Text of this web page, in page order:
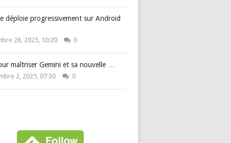
déploie progressivement sur Android
28, 2025, 10:20 0
maîtriser Gemini et sa nouvelle …
2, 2025, 07:30 0